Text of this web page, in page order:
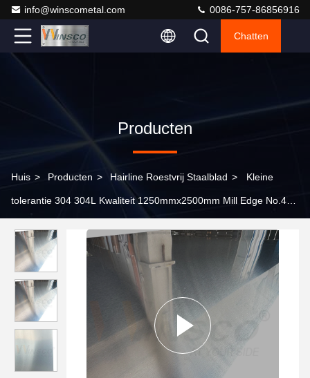
info@winscometal.com 0086-757-86856916
Chatten
Producten
Huis > Producten > Hairline Roestvrij Staalblad > Kleine
tolerantie 304 304L Kwaliteit 1250mmx2500mm Mill Edge No.4